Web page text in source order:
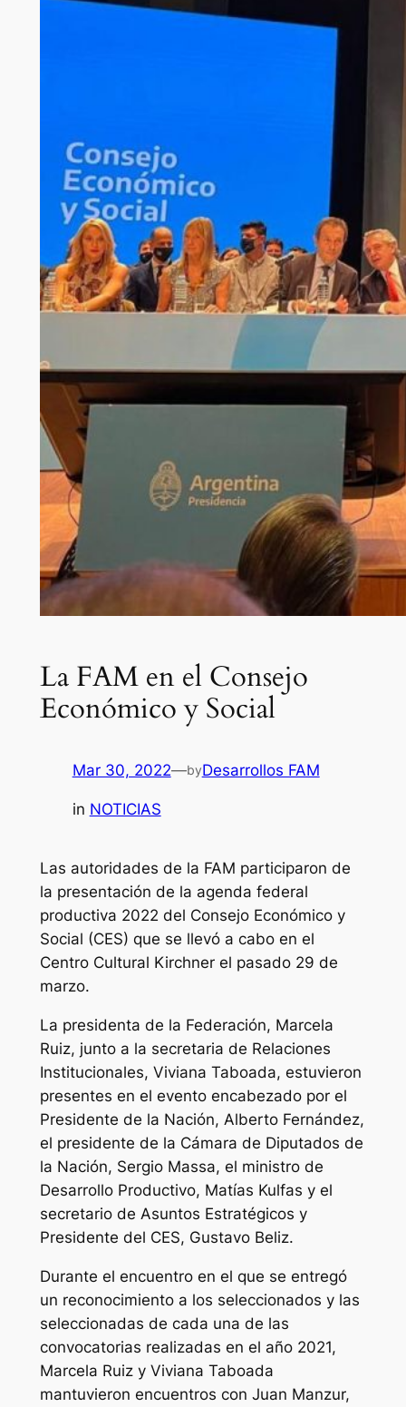
La FAM en el Consejo
Económico y Social
Mar 30, 2022—byDesarrollos FAM
in NOTICIAS
Las autoridades de la FAM participaron de
la presentación de la agenda federal
productiva 2022 del Consejo Económico y
Social (CES) que se llevó a cabo en el
Centro Cultural Kirchner el pasado 29 de
marzo.
La presidenta de la Federación, Marcela
Ruiz, junto a la secretaria de Relaciones
Institucionales, Viviana Taboada, estuvieron
presentes en el evento encabezado por el
Presidente de la Nación, Alberto Fernández,
el presidente de la Cámara de Diputados de
la Nación, Sergio Massa, el ministro de
Desarrollo Productivo, Matías Kulfas y el
secretario de Asuntos Estratégicos y
Presidente del CES, Gustavo Beliz.
Durante el encuentro en el que se entregó
un reconocimiento a los seleccionados y las
seleccionadas de cada una de las
convocatorias realizadas en el año 2021,
Marcela Ruiz y Viviana Taboada
mantuvieron encuentros con Juan Manzur,